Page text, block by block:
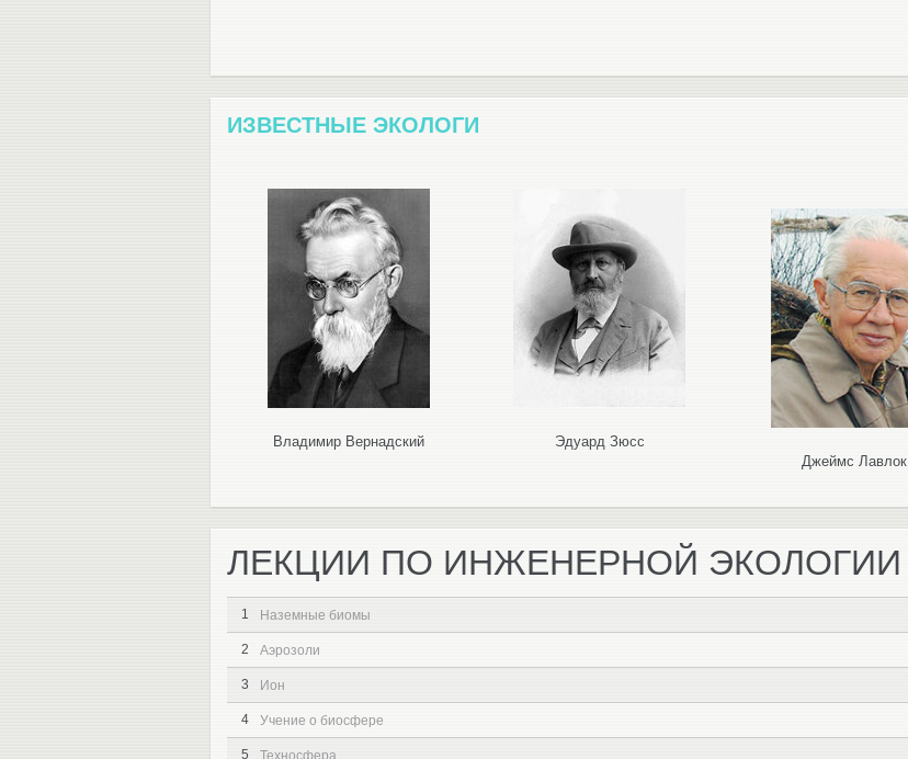
ИЗВЕСТНЫЕ ЭКОЛОГИ
Владимир Вернадский
Эдуард Зюсс
Джеймс Лавлок
ЛЕКЦИИ ПО ИНЖЕНЕРНОЙ ЭКОЛОГИИ
1 Наземные биомы
2 Аэрозоли
3 Ион
4 Учение о биосфере
5 Техносфера